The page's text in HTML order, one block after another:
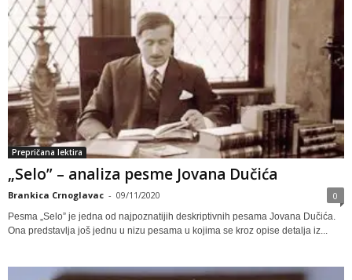
Prepričana lektira
„Selo” – analiza pesme Jovana Dučića
Brankica Crnoglavac - 09/11/2020 0
Pesma „Selo” je jedna od najpoznatijih deskriptivnih pesama Jovana Dučića.
Ona predstavlja još jednu u nizu pesama u kojima se kroz opise detalja iz...